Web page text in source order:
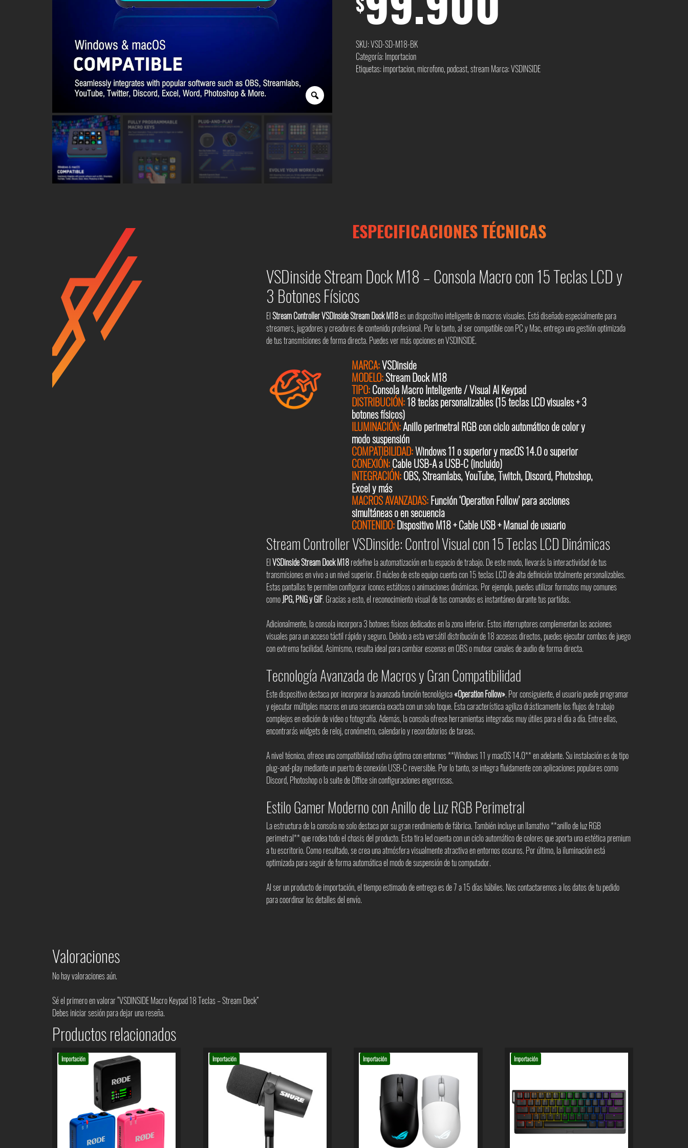
SKU:VSD-SD-M18-BK
Categoría:Importacion
Etiquetas:importacion, microfono, podcast,streamMarca:VSDINSIDE
ESPECIFICACIONES TÉCNICAS
VSDinside Stream Dock M18 – Consola Macro con 15 Teclas LCD y
3 Botones Físicos
ElStream Controller VSDinside Stream Dock M18es un dispositivo inteligente de macros visuales. Está diseñado especialmente para
streamers, jugadores y creadores de contenido profesional. Por lo tanto, al ser compatible con PC y Mac, entrega una gestión optimizada
de tus transmisiones de forma directa. Puedes ver más opciones enVSDINSIDE.
MARCA:VSDinside
MODELO:Stream Dock M18
TIPO:Consola Macro Inteligente / Visual AI Keypad
DISTRIBUCIÓN:18 teclas personalizables (15 teclas LCD visuales + 3
botones físicos)
ILUMINACIÓN:Anillo perimetral RGB con ciclo automático de color y
modo suspensión
COMPATIBILIDAD:Windows 11 o superior y macOS 14.0 o superior
CONEXIÓN:Cable USB-A a USB-C (incluido)
INTEGRACIÓN:OBS, Streamlabs, YouTube, Twitch, Discord, Photoshop,
Excel y más
MACROS AVANZADAS:Función ‘Operation Follow’ para acciones
simultáneas o en secuencia
CONTENIDO:Dispositivo M18 + Cable USB + Manual de usuario
Stream Controller VSDinside: Control Visual con 15 Teclas LCD Dinámicas
ElVSDinside Stream Dock M18redefine la automatización en tu espacio de trabajo. De este modo, llevarás la interactividad de tus
transmisiones en vivo a un nivel superior. El núcleo de este equipo cuenta con 15 teclas LCD de alta definición totalmente personalizables.
Estas pantallas te permiten configurar iconos estáticos o animaciones dinámicas. Por ejemplo, puedes utilizar formatos muy comunes
comoJPG, PNG y GIF. Gracias a esto, el reconocimiento visual de tus comandos es instantáneo durante tus partidas.
Adicionalmente, la consola incorpora 3 botones físicos dedicados en la zona inferior. Estos interruptores complementan las acciones
visuales para un acceso táctil rápido y seguro. Debido a esta versátil distribución de 18 accesos directos, puedes ejecutar combos de juego
con extrema facilidad. Asimismo, resulta ideal para cambiar escenas en OBS o mutear canales de audio de forma directa.
Tecnología Avanzada de Macros y Gran Compatibilidad
Este dispositivo destaca por incorporar la avanzada función tecnológica«Operation Follow». Por consiguiente, el usuario puede programar
y ejecutar múltiples macros en una secuencia exacta con un solo toque. Esta característica agiliza drásticamente los flujos de trabajo
complejos en edición de video o fotografía. Además, la consola ofrece herramientas integradas muy útiles para el día a día. Entre ellas,
encontrarás widgets de reloj, cronómetro, calendario y recordatorios de tareas.
A nivel técnico, ofrece una compatibilidad nativa óptima con entornos **Windows 11 y macOS 14.0** en adelante. Su instalación es de tipo
plug-and-play mediante un puerto de conexión USB-C reversible. Por lo tanto, se integra fluidamente con aplicaciones populares como
Discord, Photoshop o la suite de Office sin configuraciones engorrosas.
Estilo Gamer Moderno con Anillo de Luz RGB Perimetral
La estructura de la consola no solo destaca por su gran rendimiento de fábrica. También incluye un llamativo **anillo de luz RGB
perimetral** que rodea todo el chasis del producto. Esta tira led cuenta con un ciclo automático de colores que aporta una estética premium
a tu escritorio. Como resultado, se crea una atmósfera visualmente atractiva en entornos oscuros. Por último, la iluminación está
optimizada para seguir de forma automática el modo de suspensión de tu computador.
Al ser un producto de importación, el tiempo estimado de entrega es de 7 a 15 días hábiles. Nos contactaremos a los datos de tu pedido
para coordinar los detalles del envío.
Valoraciones
No hay valoraciones aún.
Sé el primero en valorar “VSDINSIDE Macro Keypad 18 Teclas – Stream Deck”
Debesiniciar sesiónpara dejar una reseña.
Productos relacionados
Importación Importación Importación Importación